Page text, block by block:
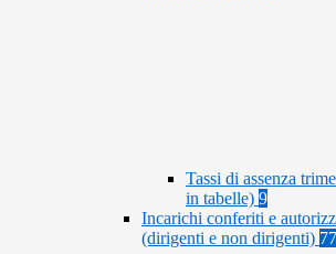
Tassi di assenza
in tabelle) 9
Incarichi conferiti e
(dirigenti e non dirigenti) 77